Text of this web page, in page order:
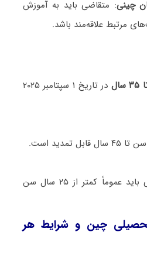
چینی: متقاضی باید به آموزش
مرتبط علاقه‌مند باشد.
در تاریخ ۱ سپتامبر ۲۰۲۵
تمدید است.
متقاضیان مقطع کارشناسی باید عموماً کمتر از ۲۵ سال سن
چین و شرایط هر